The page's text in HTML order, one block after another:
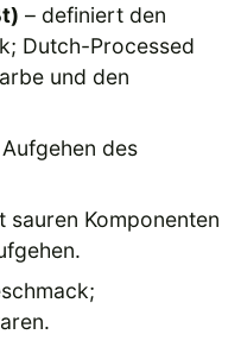
– definiert den
Dutch-Processed
und den
des
sauren Komponenten